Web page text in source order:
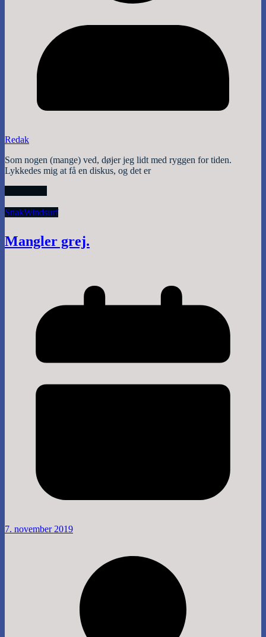
Redak
Som nogen (mange) ved, døjer jeg lidt med ryggen for tiden.
Lykkedes mig at få en diskus, og det er
SnakWindsurf
Mangler grej.
7. november 2019